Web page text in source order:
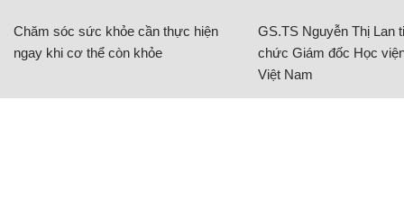
Chăm sóc sức khỏe cần thực hiện
ngay khi cơ thể còn khỏe
GS.TS Nguyễn Thị Lan
chức Giám đốc Học
Việt Nam